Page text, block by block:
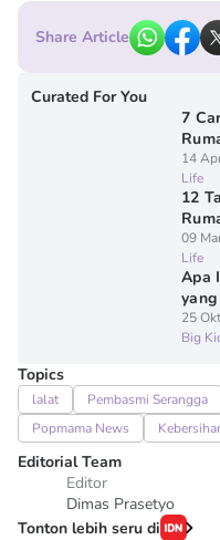
Share Article
Curated For You
7
14
Life
12
09
Life
Apa
25
Big
Topics
lalat Pembasmi Serangga
Popmama News
Editorial Team
Editor
Dimas Prasetyo
Tonton lebih seru di